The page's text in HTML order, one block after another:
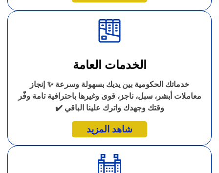
الخدمات العامة
خدماتك الحكومية بين يديك بسهولة وسرعة ✨ إنجاز
معاملات أبشر، سبل، ناجز، قوى وغيرها باحترافية تامة وفّر
وقتك وجهدك واترك علينا الباقي ✔️
شاهد المزيد